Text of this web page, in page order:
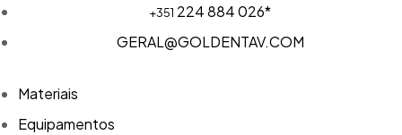
+351 224 884 026*
GERAL@GOLDENTAV.COM
Materiais
Equipamentos